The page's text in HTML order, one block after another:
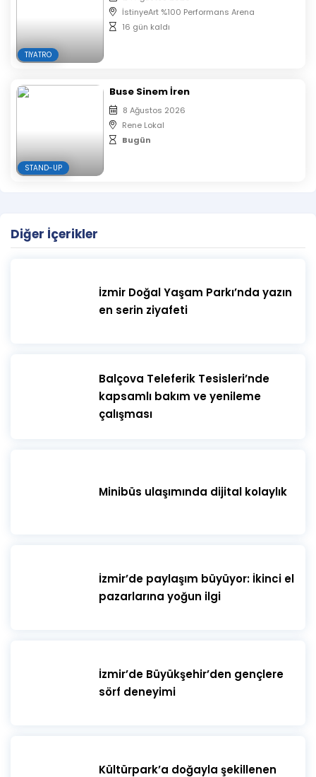
TIYATRO
İstinyeArt %100 Performans Arena
16 gün kaldı
STAND-UP
Buse Sinem İren
8 Ağustos 2026
Rene Lokal
Bugün
Diğer İçerikler
İzmir Doğal Yaşam Parkı’nda yazın
en serin ziyafeti
​Balçova Teleferik Tesisleri’nde
kapsamlı bakım ve yenileme
çalışması
Minibüs ulaşımında dijital kolaylık
İzmir’de paylaşım büyüyor: İkinci el
pazarlarına yoğun ilgi
İzmir’de Büyükşehir’den gençlere
sörf deneyimi
Kültürpark’a doğayla şekillenen